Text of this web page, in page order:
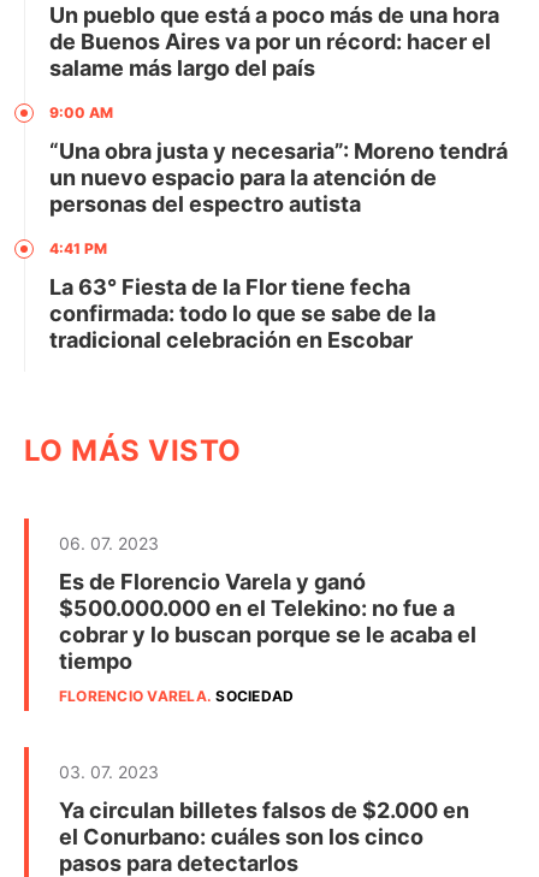
Un pueblo que está a poco más de una hora
de Buenos Aires va por un récord: hacer el
salame más largo del país
9:00 AM
“Una obra justa y necesaria”: Moreno tendrá
un nuevo espacio para la atención de
personas del espectro autista
4:41 PM
La 63° Fiesta de la Flor tiene fecha
confirmada: todo lo que se sabe de la
tradicional celebración en Escobar
LO MÁS VISTO
06. 07. 2023
Es de Florencio Varela y ganó
$500.000.000 en el Telekino: no fue a
cobrar y lo buscan porque se le acaba el
tiempo
FLORENCIO VARELA.SOCIEDAD
03. 07. 2023
Ya circulan billetes falsos de $2.000 en
el Conurbano: cuáles son los cinco
pasos para detectarlos